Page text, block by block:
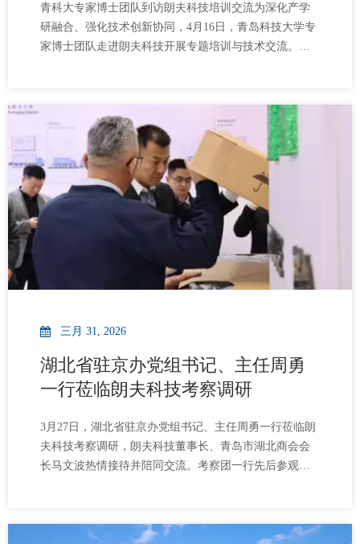
青科大专家博士团队到访朗夫科技培训交流为深化产学
研融合、强化技术创新协同，4月16日，青岛科技大学专
家博士团队走进朗夫科技开展专题培训与技术交流。依
构与性能调控等核心技术方向深入研讨，有效推动学术
成果与产业实践对接。未来，朗夫科技将持续深化与青
科大的务实合作，加强校企联动，强化技术攻关与人才
共育，以产学研深度融合赋能企业高质量发展。
三月 31, 2026
湖北省驻京办党组书记、主任周勇
一行莅临朗夫科技考察调研
3月27日，湖北省驻京办党组书记、主任周勇一行莅临朗
夫科技考察调研，朗夫科技董事长、青岛市湖北商会会
长马文波热情接待并陪同交流。考察团一行先后参观了
长马文波向考察团介绍，朗夫科技深耕散装流体包装领